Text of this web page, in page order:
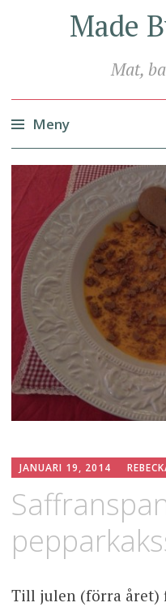
Made
Mat,
Meny
Hoppa
innehåll
JANUARI 19, 2014
Till julen (förra året)